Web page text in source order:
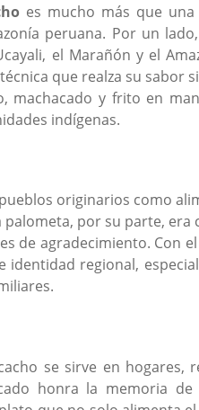
es mucho más que
peruana. Por un
el Marañón y el
que realza su sabor
machacado y frito en
indígenas.
originarios como
palometa, por su parte,
de agradecimiento. Con
identidad regional,
se sirve en hogares,
honra la memoria